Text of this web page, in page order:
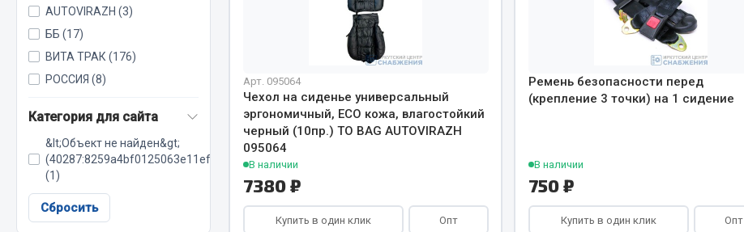
Весь раздел Весь раздел
Вымпела
Показать ещё
Весь раздел
МЕТИЗЫ
Болты
Гайки
Кольца стопорные
Соединительные элементы
Тройники
Автомобильный инструмент
Измерительный инструмент
Крепежный инструмент
AUTOVIRAZH (3)
ББ (17)
ВИТА ТРАК (176)
РОССИЯ (8)
Категория для сайта
&lt;Объект не найден&gt;
(40287:8259a4bf0125063e11efef60c285d8d5)
(1)
Сбросить
Арт. 095064
Чехол на сиденье универсальный
эргономичный, ECO кожа, влагостойкий
черный (10пр.) TO BAG AUTOVIRAZH
095064
В наличии
7380 ₽
Купить в один клик Опт
Ремень безопасности перед
(крепление 3 точки) на 1 сидение
В наличии
750 ₽
Купить в один клик Опт